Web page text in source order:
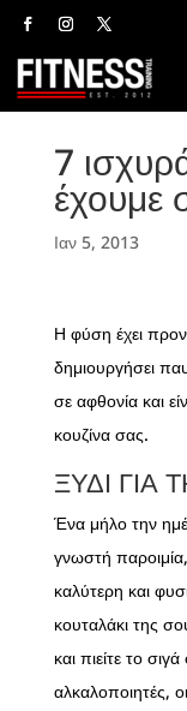
7
έχουμε
Ιαν 5, 2013
Η φύση έχει
δημιουργήσει
σε αφθονία και
κουζίνα σας.
ΞΎΔΙ ΓΙΑ
Ένα μήλο την
γνωστή παροιμία,
καλύτερη και
κουταλάκι της
και πιείτε το
αλκαλοποιητές,